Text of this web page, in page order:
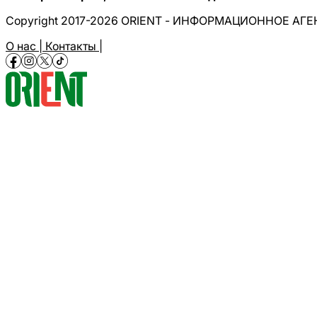
Copyright 2017-2026 ORIENT - ИНФОРМАЦИОННОЕ
О нас | Контакты |